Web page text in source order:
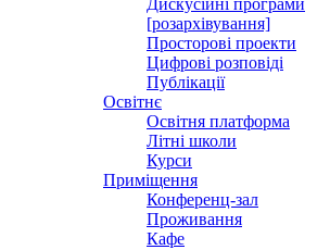
Дискусійні програми
[розархівування]
Просторові проекти
Цифрові розповіді
Публікації
Освітнє
Освітня платформа
Літні школи
Курси
Приміщення
Конференц-зал
Проживання
Кафе